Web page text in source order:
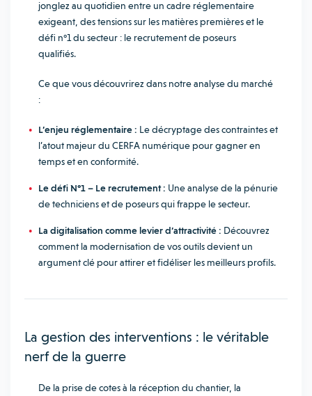
jonglez au quotidien entre un cadre réglementaire
exigeant, des tensions sur les matières premières et le
défi n°1 du secteur : le recrutement de poseurs
qualifiés.
Ce que vous découvrirez dans notre analyse du marché
:
L’enjeu réglementaire : Le décryptage des contraintes et
l’atout majeur du CERFA numérique pour gagner en
temps et en conformité.
Le défi N°1 – Le recrutement : Une analyse de la pénurie
de techniciens et de poseurs qui frappe le secteur.
La digitalisation comme levier d’attractivité : Découvrez
comment la modernisation de vos outils devient un
argument clé pour attirer et fidéliser les meilleurs profils.
La gestion des interventions : le véritable
nerf de la guerre
De la prise de cotes à la réception du chantier, la